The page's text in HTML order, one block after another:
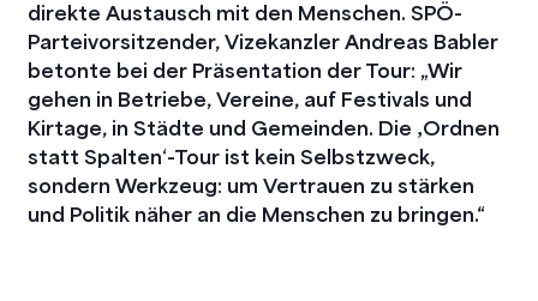
direkte Austausch mit den Menschen. SPÖ-
Parteivorsitzender, Vizekanzler Andreas Babler
betonte bei der Präsentation der Tour: „Wir
gehen in Betriebe, Vereine, auf Festivals und
Kirtage, in Städte und Gemeinden. Die ‚Ordnen
statt Spalten‘-Tour ist kein Selbstzweck,
sondern Werkzeug: um Vertrauen zu stärken
und Politik näher an die Menschen zu bringen.“